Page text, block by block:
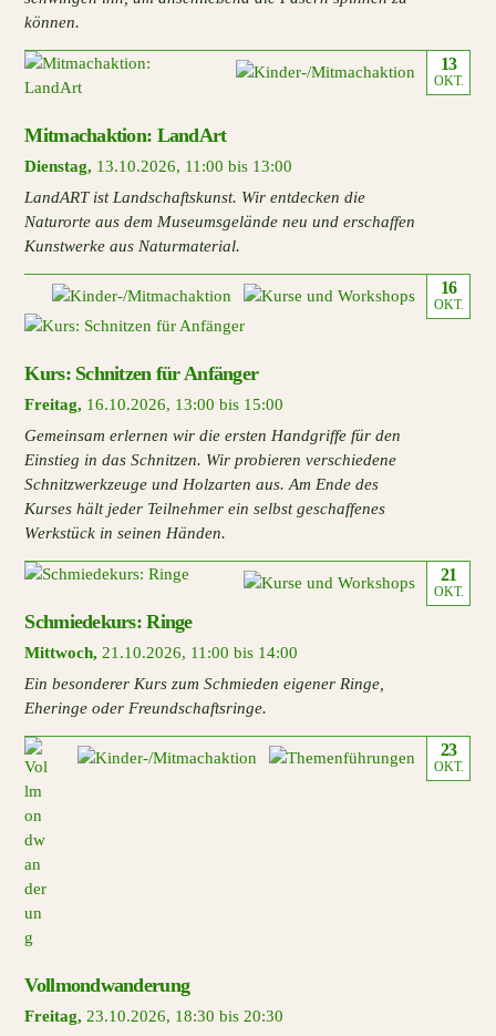
können.
Mitmachaktion: LandArt
Dienstag, 13.10.2026, 11:00 bis 13:00
LandART ist Landschaftskunst. Wir entdecken die
Naturorte aus dem Museumsgelände neu und erschaffen
Kunstwerke aus Naturmaterial.
13
OKT.
Kurs: Schnitzen für Anfänger
Freitag, 16.10.2026, 13:00 bis 15:00
Gemeinsam erlernen wir die ersten Handgriffe für den
Einstieg in das Schnitzen. Wir probieren verschiedene
Schnitzwerkzeuge und Holzarten aus. Am Ende des
Kurses hält jeder Teilnehmer ein selbst geschaffenes
Werkstück in seinen Händen.
16
OKT.
Schmiedekurs: Ringe
Mittwoch, 21.10.2026, 11:00 bis 14:00
Ein besonderer Kurs zum Schmieden eigener Ringe,
Eheringe oder Freundschaftsringe.
21
OKT.
Vollmondwanderung
Freitag, 23.10.2026, 18:30 bis 20:30
23
OKT.